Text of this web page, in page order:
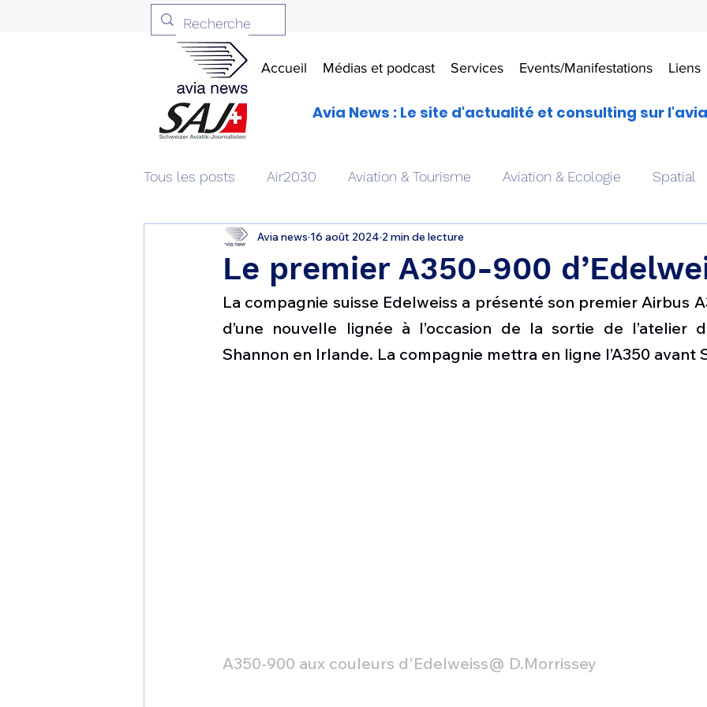
Accueil Médias et podcast Services Events/Manifestations Liens
Avia News : Le site d'actualité et consulting sur
Tous les posts Air2030 Aviation & Tourisme Aviation & Ecologie Spatial
Aviation & Défense Livres Drones aériens
Patrimoine aéronautique Avionique & pilotage Avion expérimental
1 er avril Motorisation Défense sol-air DSA Amphibie Drones
Le premier A350-900
Avia news 16 août 2024 2 min de lecture
La compagnie suisse Edelweiss a présenté son premier Airbus
d’une nouvelle lignée à l’occasion de la sortie de l’atelier
Shannon en Irlande. La compagnie mettra en ligne l’A350 avant
A350-900 aux couleurs d'Edelweiss@ D.Morrissey